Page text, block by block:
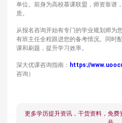
单位。前身为高校慕课联盟，师资靠谱
质。
从报名咨询开始有专门的学业规划师为
有班主任全程跟进您的备考情况。同时
课和刷题，提升学习效率。
深大优课咨询指南： https://
咨询）
更多学历提升资讯，干货资料，免费